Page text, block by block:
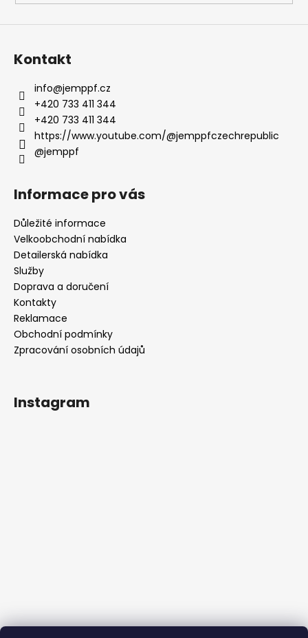
Kontakt
info@jemppf.cz
+420 733 411 344
+420 733 411 344
https://www.youtube.com/@jemppfczechrepublic
@jemppf
Informace pro vás
Důležité informace
Velkoobchodní nabídka
Detailerská nabídka
Služby
Doprava a doručení
Kontakty
Reklamace
Obchodní podmínky
Zpracování osobních údajů
Instagram